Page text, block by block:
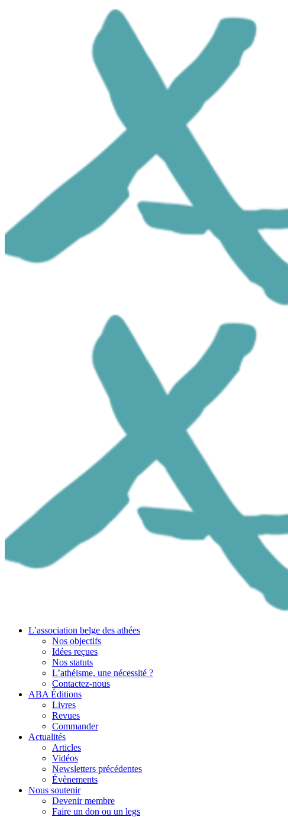
L’association belge des athées
Nos objectifs
Idées reçues
Nos statuts
L’athéisme, une nécessité ?
Contactez-nous
ABA Éditions
Livres
Revues
Commander
Actualités
Articles
Vidéos
Newsletters précédentes
Évènements
Nous soutenir
Devenir membre
Faire un don ou un legs